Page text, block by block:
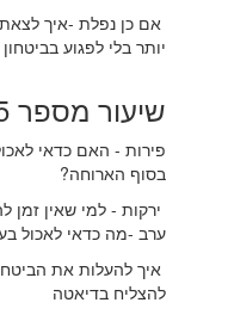
אם כן נפלת -איך
יותר בלי לפגוע
שיעור מספר 5
פירות - האם כדאי
בסוף הארוחה?
ערב -מה כדאי לאכול
איך להעלות את
להצליח בדיאטה